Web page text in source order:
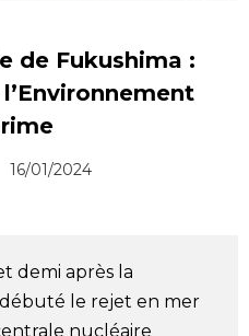
de Fukushima :
16/01/2024
demi après la
le rejet en mer
nucléaire